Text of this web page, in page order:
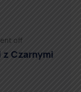
off
Czarnymi